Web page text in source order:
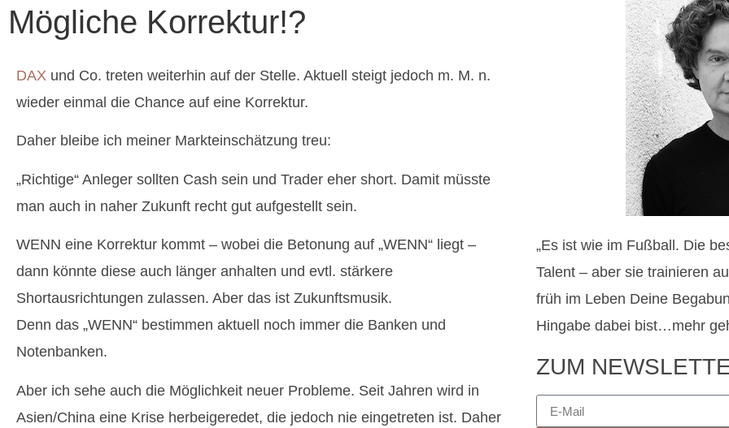
Mögliche Korrektur!?
DAX und Co. treten weiterhin auf der Stelle. Aktuell steigt jedoch m. M. n.
wieder einmal die Chance auf eine Korrektur.
Daher bleibe ich meiner Markteinschätzung treu:
„Richtige“ Anleger sollten Cash sein und Trader eher short. Damit müsste
man auch in naher Zukunft recht gut aufgestellt sein.
WENN eine Korrektur kommt – wobei die Betonung auf „WENN“ liegt –
dann könnte diese auch länger anhalten und evtl. stärkere
Shortausrichtungen zulassen. Aber das ist Zukunftsmusik.
Denn das „WENN“ bestimmen aktuell noch immer die Banken und
Notenbanken.
Aber ich sehe auch die Möglichkeit neuer Probleme. Seit Jahren wird in
Asien/China eine Krise herbeigeredet, die jedoch nie eingetreten ist. Daher
„Es ist wie im Fußball. Die
Talent – aber sie trainieren
früh im Leben Deine
Hingabe dabei bist…mehr
ZUM